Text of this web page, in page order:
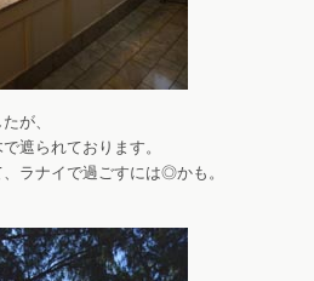
が、
遮られております。
ラナイで過ごすには◎かも。